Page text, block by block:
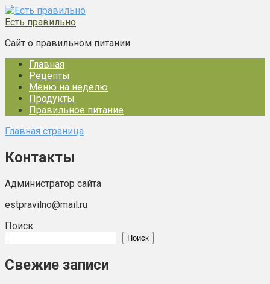
Перейти
к
Есть правильно
Сайт о правильном питании
Главная
Рецепты
Меню на неделю
Продукты
Правильное питание
Главная страница
Контакты
Администратор сайта
estpravilno@mail.ru
Поиск
Поиск
Свежие записи